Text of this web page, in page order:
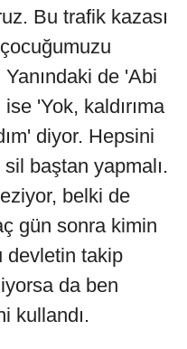
Bu trafik kazası
de 'Abi
'Yok, kaldırıma
diyor. Hepsini
baştan yapmalı.
belki de
gün sonra kimin
devletin takip
da ben
kullandı.